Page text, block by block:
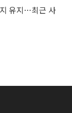
유지…최근 사